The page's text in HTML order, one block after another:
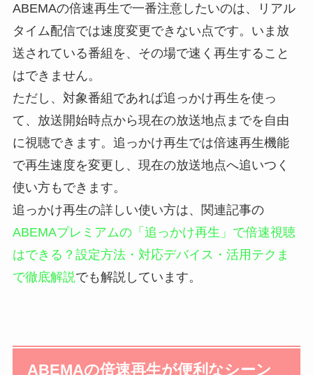
ABEMAの倍速再生で一番注意したいのは、リアル
タイム配信では速度変更できない点です。いま放
送されている番組を、その場で速く再生すること
はできません。
ただし、対象番組であれば追っかけ再生を使っ
て、放送開始時点から現在の放送地点までを自由
に視聴できます。追っかけ再生では倍速再生機能
で再生速度を変更し、現在の放送地点へ追いつく
使い方もできます。
追っかけ再生の詳しい使い方は、関連記事の
ABEMAプレミアムの「追っかけ再生」で倍速視聴
はできる？設定方法・対応デバイス・活用テクま
で徹底解説でも解説しています。
ABEMAの倍速再生が便利なシーン